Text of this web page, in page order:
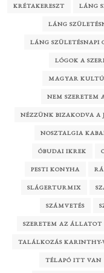
KRÉTAKERESZT LÁNG
LÁNG
LÁNG SZÜLETÉSNAPI
LÓGOK A
MAGYAR
NEM SZERETEM
NÉZZÜNK BIZAKODVA A
NOSZTALGIA
ÓBUDAI IKREK
PESTI KONYHA
SLÁGERTURMIX
SZÁMVETÉS
SZERETEM AZ ÁLLATOT
TALÁLKOZÁS KARINTHY-
TÉLAPÓ ITT VAN